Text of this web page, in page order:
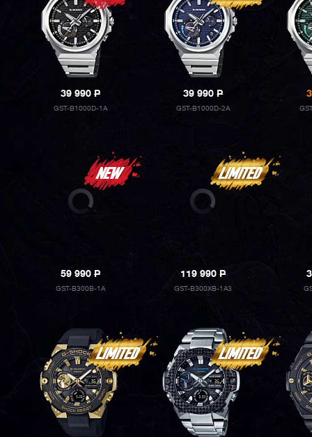
39 990P
GST-B1000D-1A
39 990P
GST-B1000D-2A
59 990P
GST-B300B-1A
119 990P
GST-B300XB-1A3